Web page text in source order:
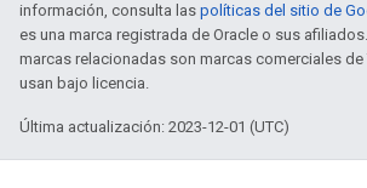
información, consulta las políticas del sitio de
es una marca registrada de Oracle o sus afiliados.
marcas relacionadas son marcas comerciales de
usan bajo licencia.
Última actualización: 2023-12-01 (UTC)